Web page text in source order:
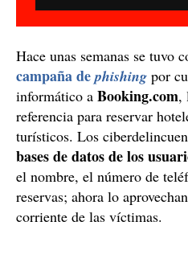
Hace unas semanas se tuvo
campaña dephishing por
informático a Booking.com,
referencia para reservar
turísticos. Los
bases de datos de los
el nombre, el número de
reservas; ahora lo
corriente de las víctimas.